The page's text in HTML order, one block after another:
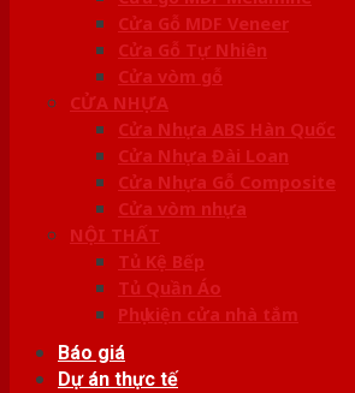
Cửa Gỗ MDF Veneer
Cửa Gỗ Tự Nhiên
Cửa vòm gỗ
CỬA NHỰA
Cửa Nhựa ABS Hàn Quốc
Cửa Nhựa Đài Loan
Cửa Nhựa Gỗ Composite
Cửa vòm nhựa
NỘI THẤT
Tủ Kệ Bếp
Tủ Quần Áo
Phụ kiện cửa nhà tắm
Báo giá
Dự án thực tế